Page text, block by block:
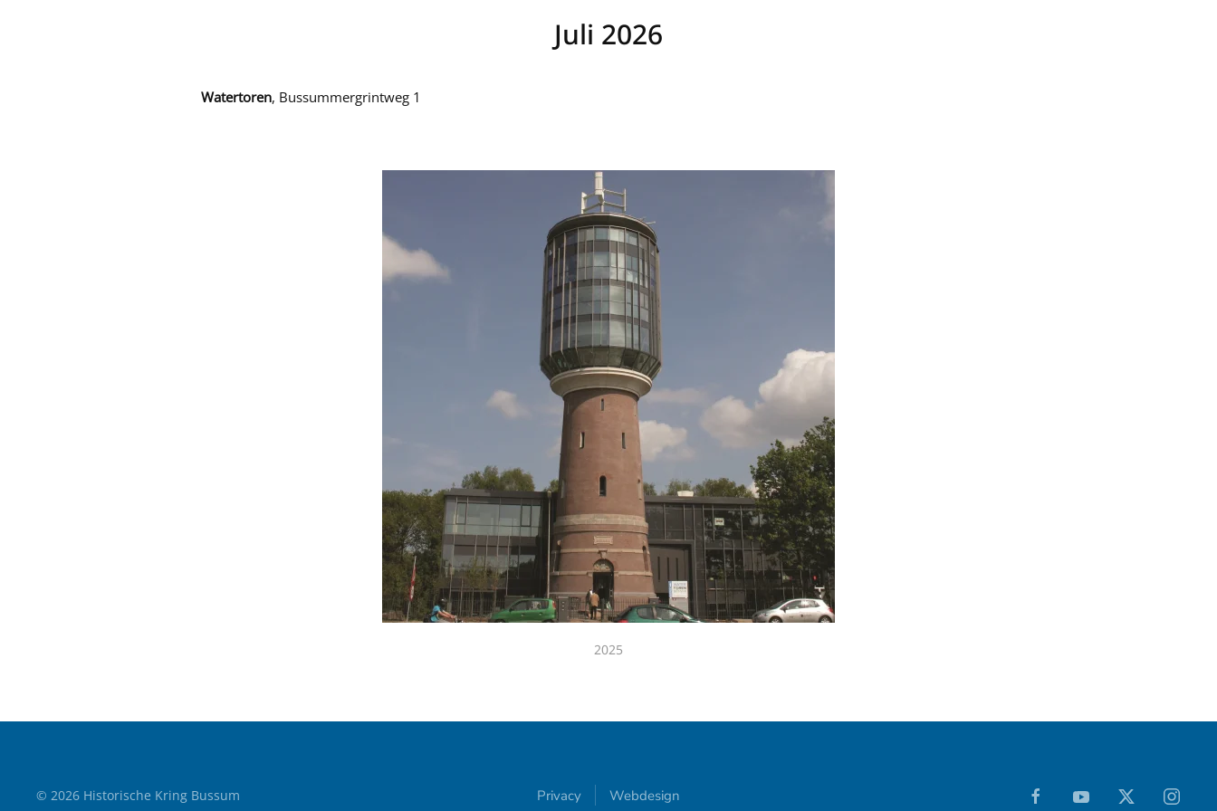
Juli 2026
Watertoren, Bussummergrintweg 1
2025
© 2026 Historische Kring Bussum Privacy Webdesign